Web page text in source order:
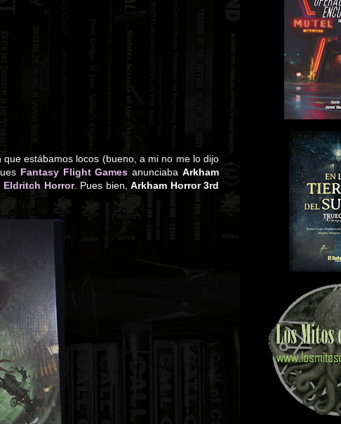
estábamos locos (bueno, a mi no me lo dijo
Fantasy Flight Games anunciabaArkham
Eldritch Horror. Pues bien,Arkham Horror 3rd